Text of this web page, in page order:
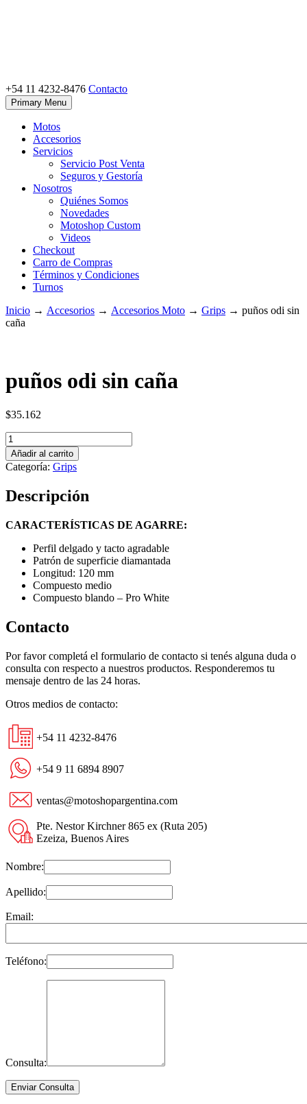
Motoshop Ezeiza
Motos y Accesorios
+54 11 4232-8476 Contacto
Primary Menu
Motos
Accesorios
Servicios
Servicio Post Venta
Seguros y Gestoría
Nosotros
Quiénes Somos
Novedades
Motoshop Custom
Videos
Checkout
Carro de Compras
Términos y Condiciones
Turnos
Inicio → Accesorios → Accesorios Moto → Grips → puños odi sin
caña
puños odi sin caña
$35.162
puños
odi
sin
caña
Añadir al carrito
Categoría: Grips
Descripción
CARACTERÍSTICAS DE AGARRE:
Perfil delgado y tacto agradable
Patrón de superficie diamantada
Longitud: 120 mm
Compuesto medio
Compuesto blando – Pro White
Contacto
Por favor completá el formulario de contacto si tenés alguna duda o
consulta con respecto a nuestros productos. Responderemos tu
mensaje dentro de las 24 horas.
Otros medios de contacto:
+54 11 4232-8476
+54 9 11 6894 8907
ventas@motoshopargentina.com
Pte. Nestor Kirchner 865 ex (Ruta 205)
Ezeiza, Buenos Aires
Nombre:
Apellido:
Email:
Teléfono:
Consulta: